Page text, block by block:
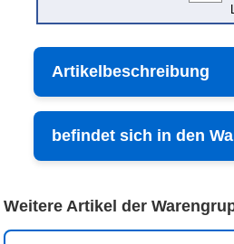
Artikelbeschreibung
befindet sich in den
Weitere Artikel der